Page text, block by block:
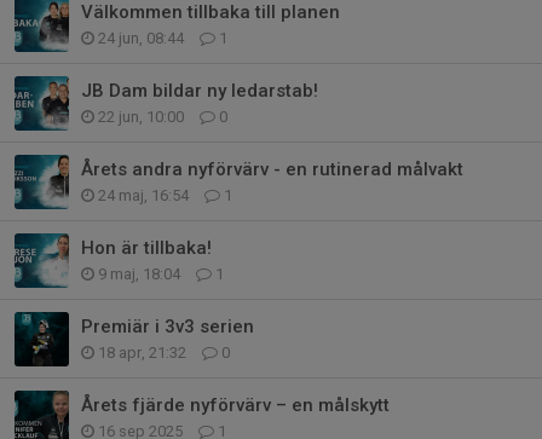
Välkommen tillbaka till planen
24 jun, 08:44 1
JB Dam bildar ny ledarstab!
22 jun, 10:00 0
Årets andra nyförvärv - en rutinerad målvakt
24 maj, 16:54 1
Hon är tillbaka!
9 maj, 18:04 1
Premiär i 3v3 serien
18 apr, 21:32 0
Årets fjärde nyförvärv – en målskytt
16 sep 2025 1